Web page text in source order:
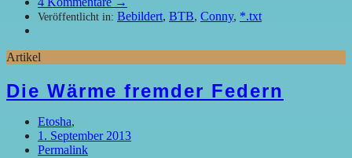
Veröffentlicht in: Bebildert, BTB, Conny, *.txt
Artikel
Die Wärme fremder Federn
Etosha,
1. September 2013
Permalink